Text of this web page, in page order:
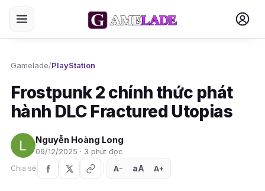
Gamelade/PlayStation
Frostpunk 2 chính thức phát
hành DLC Fractured Utopias
Nguyễn Hoàng Long
09/12/2025 · 3 phút đọc
Chia sẻ
A− aA A+